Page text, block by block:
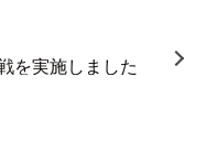
を実施しました